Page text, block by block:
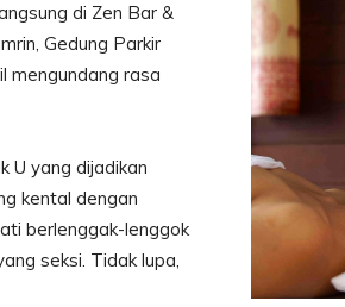
di Zen Bar &
Gedung Parkir
mengundang rasa
U yang dijadikan
kental dengan
berlenggak-lenggok
seksi. Tidak lupa,